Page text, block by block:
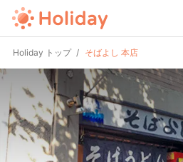
Holiday トップ そばよし 本店